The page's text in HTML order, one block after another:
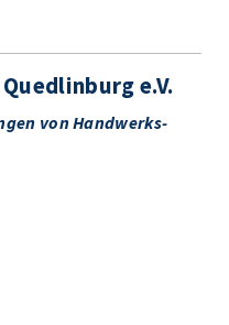
e.V.
von Handwerks-